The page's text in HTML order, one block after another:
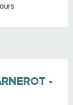
-